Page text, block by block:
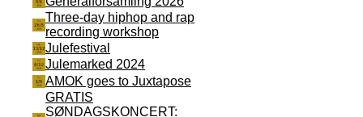
Three-day hiphop and rap
recording workshop
Julefestival
Julemarked 2024
AMOK goes to Juxtapose
GRATIS
SØNDAGSKONCERT: